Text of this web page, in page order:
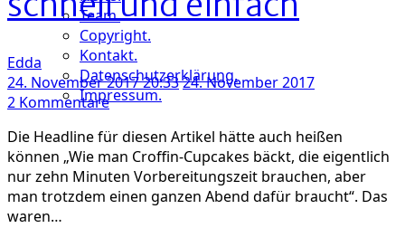
Team.
Copyright.
Kontakt.
Datenschutzerklärung.
Impressum.
Edda
24. November 2017 20:3324. November 2017
2 Kommentarezu
man
Cruffin-
Cupcakes
bäckt
Die Headline für diesen Artikel hätte auch heißen
können „Wie man Croffin-Cupcakes bäckt, die eigentlich
nur zehn Minuten Vorbereitungszeit brauchen, aber
man trotzdem einen ganzen Abend dafür braucht“. Das
waren…